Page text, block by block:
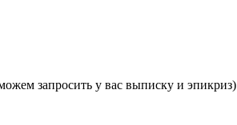
запросить у вас выписку и эпикриз)